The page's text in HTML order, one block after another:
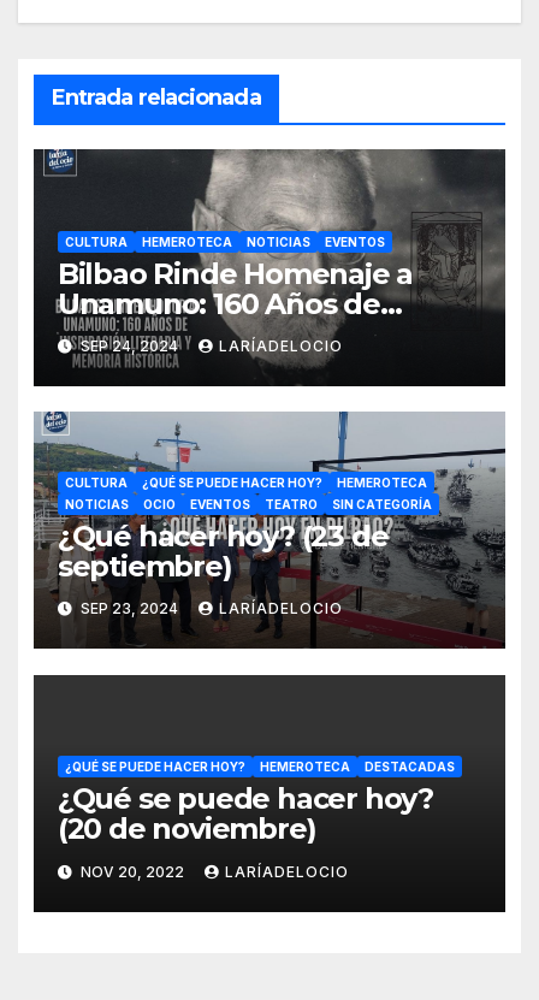
Entrada relacionada
CULTURA HEMEROTECA NOTICIAS EVENTOS
Bilbao Rinde Homenaje a
Unamuno: 160 Años de
Legado Literario y 150 Años
de Resiliencia
SEP 24, 2024 LARÍADELOCIO
CULTURA ¿QUÉ SE PUEDE HACER HOY?
HEMEROTECA
NOTICIAS
OCIO EVENTOS TEATRO SIN CATEGORÍA
¿Qué hacer hoy? (23 de
septiembre)
SEP 23, 2024 LARÍADELOCIO
¿QUÉ SE PUEDE HACER HOY? HEMEROTECA DESTACADAS
¿Qué se puede hacer hoy?
(20 de noviembre)
NOV 20, 2022 LARÍADELOCIO